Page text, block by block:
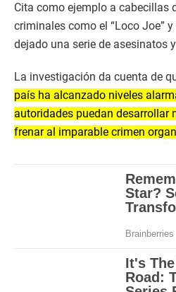
Cita como ejemplo a cabecillas
criminales como el “Loco Joe” y
dejado una serie de asesinatos
La investigación da cuenta de
país ha alcanzado niveles
autoridades puedan desarrollar
frenar al imparable crimen